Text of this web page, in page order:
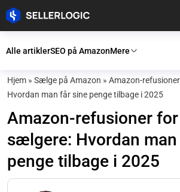
Alle artiklerSEO på AmazonMere
Hjem » Sælge på Amazon » Amazon-
Hvordan man får sine penge tilbage i 2025
Amazon-refusioner for
sælgere: Hvordan
penge tilbage i 2025